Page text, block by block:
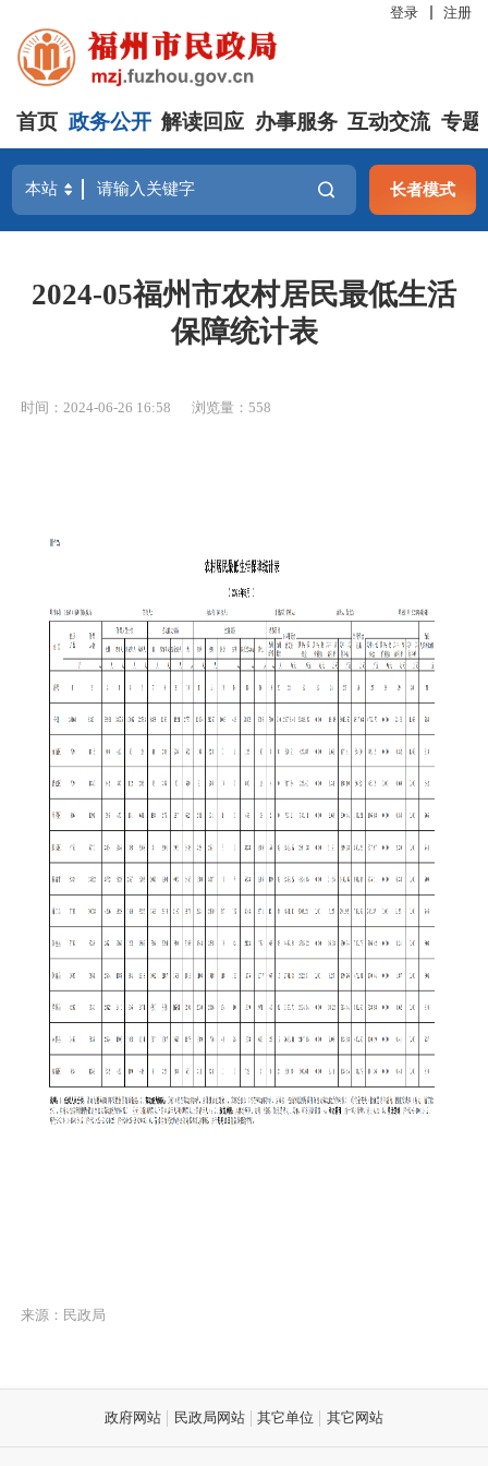
登录 注册
首页 政务公开 解读回应 办事服务 互动交流 专题
长者模式
2024-05福州市农村居民最低生活
保障统计表
时间：2024-06-26 16:58 浏览量：558
来源：民政局
政府网站 民政局网站 其它单位 其它网站